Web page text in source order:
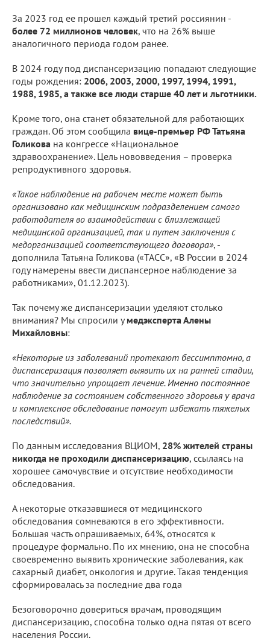
За 2023 год ее прошел каждый третий россиянин -
более 72 миллионов человек, что на 26% выше
аналогичного периода годом ранее.
В 2024 году под диспансеризацию попадают следующие
годы рождения: 2006, 2003, 2000, 1997, 1994, 1991,
1988, 1985, а также все люди старше 40 лет и льготники.
Кроме того, она станет обязательной для работающих
граждан. Об этом сообщила вице-премьер РФ Татьяна
Голикова на конгрессе «Национальное
здравоохранение». Цель нововведения – проверка
репродуктивного здоровья.
«Такое наблюдение на рабочем месте может быть
организовано как медицинским подразделением самого
работодателя во взаимодействии с близлежащей
медицинской организацией, так и путем заключения с
медорганизацией соответствующего договора», -
дополнила Татьяна Голикова («ТАСС», «В России в 2024
году намерены ввести диспансерное наблюдение за
работниками», 01.12.2023).
Так почему же диспансеризации уделяют столько
внимания? Мы спросили умедэксперта Алены
Михайловны:
«Некоторые из заболеваний протекают бессимптомно, а
диспансеризация позволяет выявить их на ранней стадии,
что значительно упрощает лечение. Именно постоянное
наблюдение за состоянием собственного здоровья у врача
и комплексное обследование помогут избежать тяжелых
последствий».
По данным исследования ВЦИОМ, 28% жителей страны
никогда не проходили диспансеризацию, ссылаясь на
хорошее самочувствие и отсутствие необходимости
обследования.
А некоторые отказавшиеся от медицинского
обследования сомневаются в его эффективности.
Большая часть опрашиваемых, 64%, относятся к
процедуре формально. По их мнению, она не способна
своевременно выявить хронические заболевания, как
сахарный диабет, онкология и другие. Такая тенденция
сформировалась за последние два года
Безоговорочно довериться врачам, проводящим
диспансеризацию, способна только одна пятая от всего
населения России.